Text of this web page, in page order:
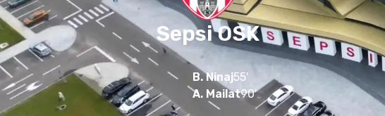
Sepsi OSK
B. Ninaj55'
A. Mailat90'